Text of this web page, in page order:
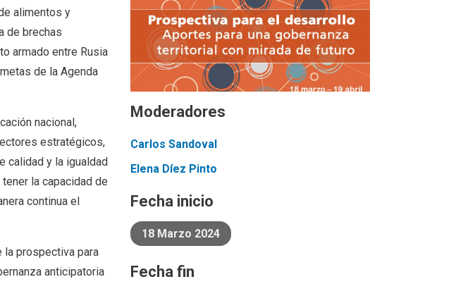
alimentos y
de brechas
armado entre Rusia
de la Agenda
nacional,
estratégicos,
calidad y la igualdad
la capacidad de
continua el
la prospectiva para
anticipatoria
Moderadores
Carlos Sandoval
Elena Díez Pinto
Fecha inicio
18 Marzo 2024
Fecha fin